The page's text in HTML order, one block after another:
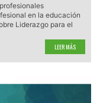
en la educación
Liderazgo para el
LEER MÁS